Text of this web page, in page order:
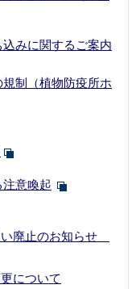
みに関するご案内
制（植物防疫所ホ
意喚起
い廃止のお知らせ
について